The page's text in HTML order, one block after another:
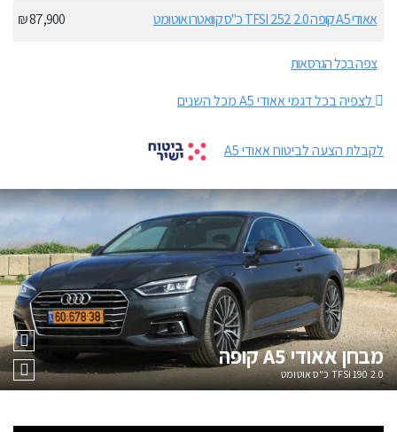
אאודי A5 קופה 2.0 TFSI 252 כ"ס קוואטרו אוטומט 87,900 ₪
צפה בכל הגרסאות
לצפיה בכל דגמי אאודי A5 מכל השנים
לקבלת הצעה לביטוח אאודי A5
מבחןאאודי A5 קופה
2.0 TFSI 190 כ"ס אוטומט